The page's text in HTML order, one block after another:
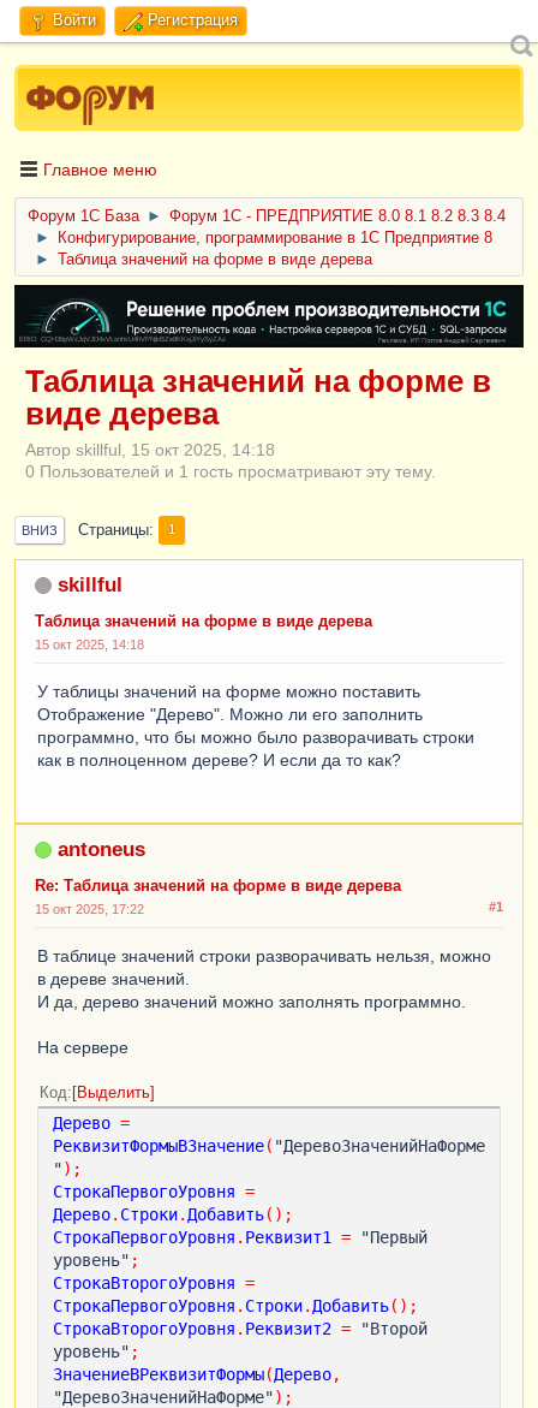
Войти Регистрация
Главное меню
Форум 1C База ►
Форум 1С - ПРЕДПРИЯТИЕ 8.0 8.1 8.2 8.3 8.4
►
Конфигурирование, программирование в 1С Предприятие 8
►
Таблица значений на форме в виде дерева
ERID: CQH36pWzJqVJD4xVLsnhcU4hVPNjkBZe8KKxjJiYySyZAz
Таблица значений на форме в
виде дерева
Автор skillful, 15 окт 2025, 14:18
0 Пользователей и 1 гость просматривают эту тему.
ВНИЗ Страницы 1
skillful
Таблица значений на форме в виде дерева
15 окт 2025, 14:18
У таблицы значений на форме можно поставить
Отображение "Дерево". Можно ли его заполнить
программно, что бы можно было разворачивать строки
как в полноценном дереве? И если да то как?
antoneus
Re: Таблица значений на форме в виде дерева
#1
15 окт 2025, 17:22
В таблице значений строки разворачивать нельзя, можно
в дереве значений.
И да, дерево значений можно заполнять программно.
На сервере
Код Выделить
Дерево =
РеквизитФормыВЗначение( "ДеревоЗначенийНаФорме
");
СтрокаПервогоУровня =
Дерево. Строки. Добавить();
СтрокаПервогоУровня . Реквизит1 = "Первый
уровень" ;
СтрокаВторогоУровня =
СтрокаПервогоУровня . Строки. Добавить();
СтрокаВторогоУровня . Реквизит2 = "Второй
уровень" ;
ЗначениеВРеквизитФормы(Дерево,
"ДеревоЗначенийНаФорме");